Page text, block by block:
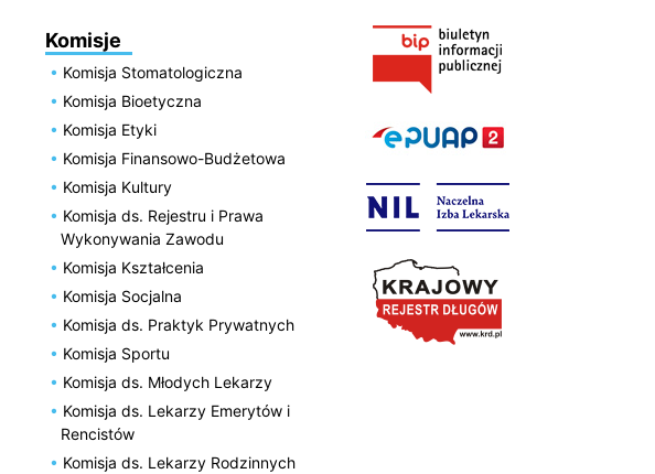
Komisje
Komisja Stomatologiczna
Komisja Bioetyczna
Komisja Etyki
Komisja Finansowo-Budżetowa
Komisja Kultury
Komisja ds. Rejestru i Prawa
Wykonywania Zawodu
Komisja Kształcenia
Komisja Socjalna
Komisja ds. Praktyk Prywatnych
Komisja Sportu
Komisja ds. Młodych Lekarzy
Komisja ds. Lekarzy Emerytów i
Rencistów
Komisja ds. Lekarzy Rodzinnych